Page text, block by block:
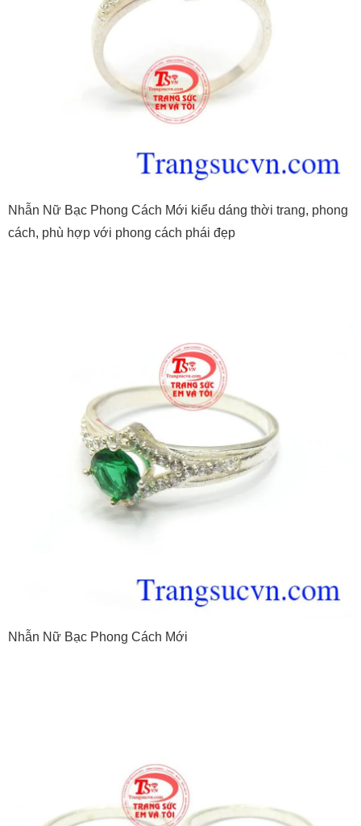
Nhẫn Nữ Bạc Phong Cách Mới kiểu dáng thời trang, phong
cách, phù hợp với phong cách phái đẹp
Nhẫn Nữ Bạc Phong Cách Mới